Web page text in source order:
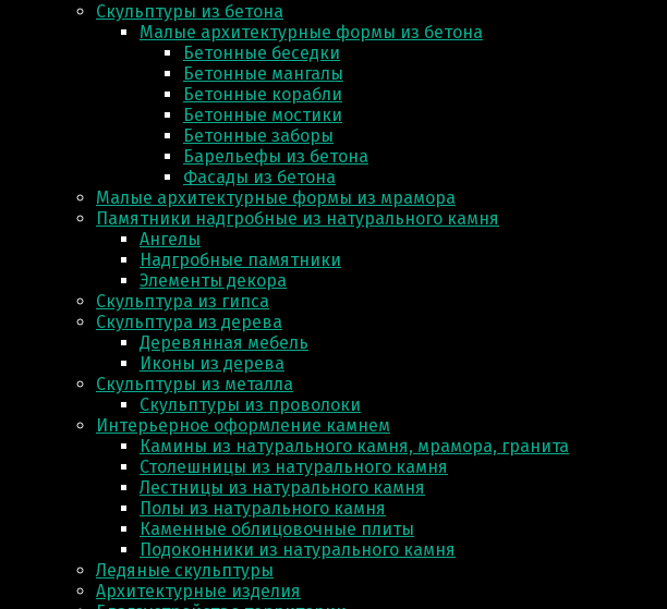
Скульптуры из бетона
Малые архитектурные формы из бетона
Бетонные беседки
Бетонные мангалы
Бетонные корабли
Бетонные мостики
Бетонные заборы
Барельефы из бетона
Фасады из бетона
Малые архитектурные формы из мрамора
Памятники надгробные из натурального камня
Ангелы
Надгробные памятники
Элементы декора
Скульптура из гипса
Скульптура из деревa
Деревянная мебель
Иконы из дерева
Скульптуры из металла
Скульптуры из проволоки
Интерьерное оформление камнем
Камины из натурального камня, мрамора, гранита
Столешницы из натурального камня
Лестницы из натурального камня
Полы из натурального камня
Каменные облицовочные плиты
Подоконники из натурального камня
Ледяные скульптуры
Архитектурные изделия